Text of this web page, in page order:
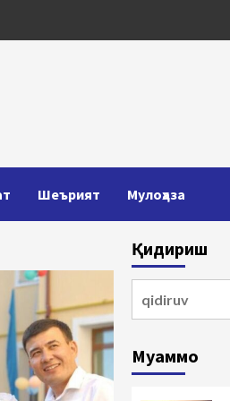
Шеърият Мулоҳаза
Қидириш
Муаммо